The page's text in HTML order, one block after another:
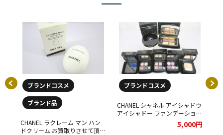
ブランドコスメ
ブランド品
CHANEL ラクレーム マン ハン
ドクリーム お買取りさせて頂き
ブランドコスメ
CHANEL シャネル アイシャドウ
アイシャドー ファンデーション
チーク メイク コスメ 化粧品を
まとめてお買取りさせて頂きま
5,000円